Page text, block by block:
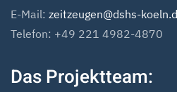
E-Mail: zeitzeugen@dshs-
Telefon: +49 221 4982-4870
Das Projektteam: